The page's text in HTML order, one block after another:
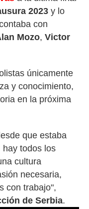
2023 y lo
con
Mozo, Victor
únicamente
y conocimiento,
en la próxima
que estaba
todos los
cultura
necesaria,
con trabajo",
de Serbia.